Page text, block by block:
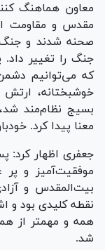
معاون هماهنگ
مقدس و مقاومت
صحنه شدند و جنگ
جنگ را تغییر
که می‌توانیم
خوشبختانه،
بسیج نظام‌مند
معنا پیدا کرد.
جعفری اظهار کرد:
موفقیت‌آمیز و
بیت‌المقدس و
نقطه کلیدی بود و
همه و مهمتر از
شد.